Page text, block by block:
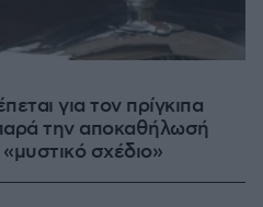
για τον πρίγκιπα
την αποκαθήλωσή
σχέδιο»